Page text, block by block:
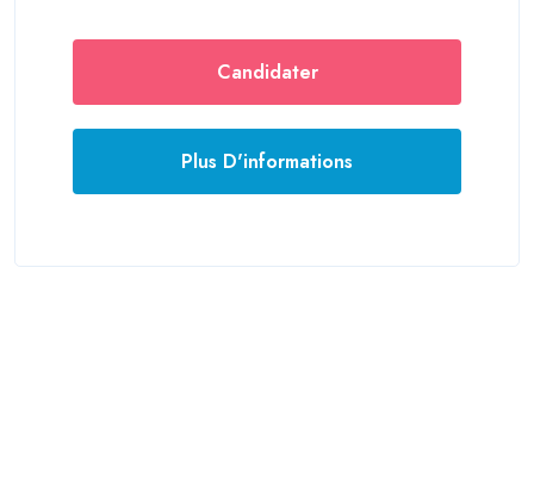
Candidater
Plus D'informations